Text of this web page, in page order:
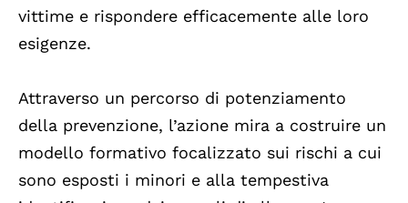
vittime e rispondere efficacemente alle loro
esigenze.
Attraverso un percorso di potenziamento
della prevenzione, l’azione mira a costruire un
modello formativo focalizzato sui rischi a cui
sono esposti i minori e alla tempestiva